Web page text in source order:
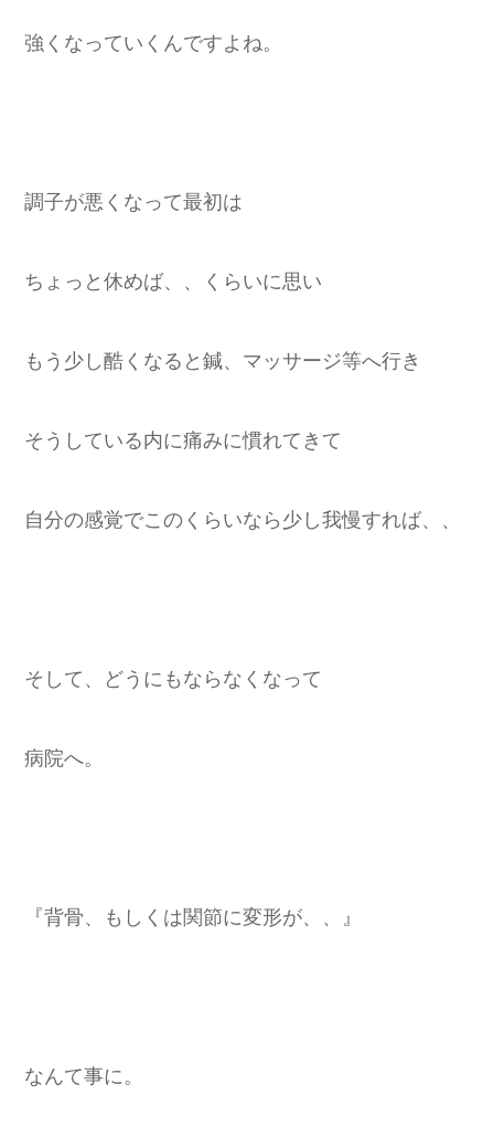
強くなっていくんですよね。
調子が悪くなって最初は
ちょっと休めば、、くらいに思い
もう少し酷くなると鍼、マッサージ等へ行き
そうしている内に痛みに慣れてきて
自分の感覚でこのくらいなら少し我慢すれば、、
そして、どうにもならなくなって
病院へ。
『背骨、もしくは関節に変形が、、』
なんて事に。